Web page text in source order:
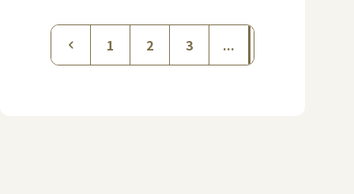
1 2 3 ...